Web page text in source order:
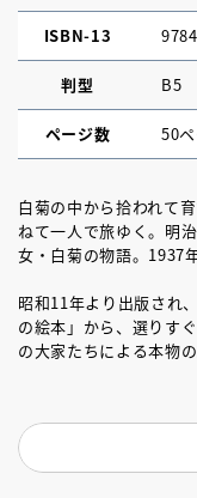
ISBN-13
判型 B5
ページ数 50
白菊の中から拾われて
ねて一人で旅ゆく。明
女・白菊の物語。1937
昭和11年より出版され
の絵本」から、選りす
の大家たちによる本物